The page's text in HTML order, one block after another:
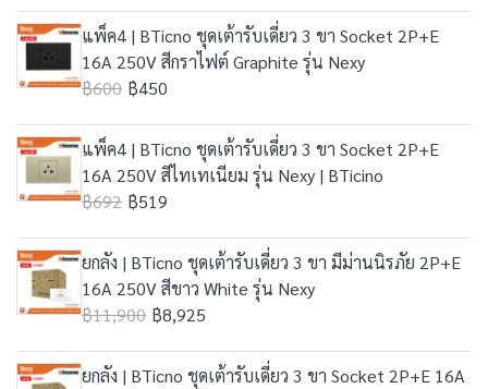
แพ็ค4 | BTicno ชุดเต้ารับเดี่ยว 3 ขา Socket 2P+E
16A 250V สีกราไฟต์ Graphite รุ่น Nexy
฿600 ฿450
แพ็ค4 | BTicno ชุดเต้ารับเดี่ยว 3 ขา Socket 2P+E
16A 250V สีไทเทเนียม รุ่น Nexy | BTicino
฿692 ฿519
ยกลัง | BTicno ชุดเต้ารับเดี่ยว 3 ขา มีม่านนิรภัย 2P+E
16A 250V สีขาว White รุ่น Nexy
฿11,900 ฿8,925
ยกลัง | BTicno ชุดเต้ารับเดี่ยว 3 ขา Socket 2P+E 16A